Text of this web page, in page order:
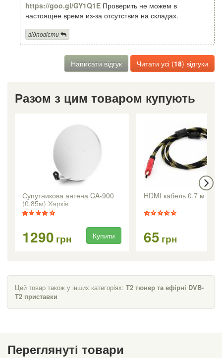
https://goo.gl/GY1Q1E Проверить не можем в
настоящее время из-за отсутствия на складах.
відповісти
Написати відгук Читати усі (18) відгуки
Разом з цим товаром купують
Супутникова антена CA-900
(0,85м) Харків
1290 грн Купити
HDMI кабель 0.7 м
65 грн
Цей товар також у інших категоріях: Т2 тюнер та ефірні DVB-
T2 приставки
Переглянуті товари